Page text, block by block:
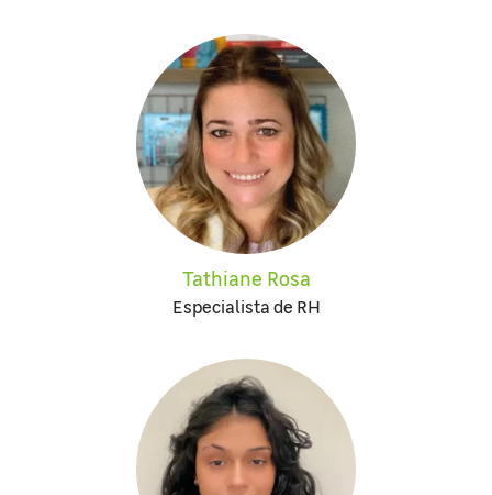
Tathiane Rosa
Especialista de RH